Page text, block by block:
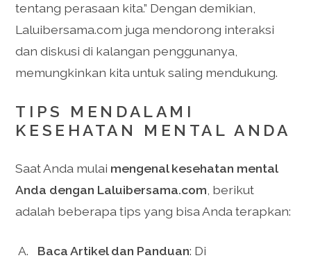
tentang perasaan kita.” Dengan demikian,
Laluibersama.com juga mendorong interaksi
dan diskusi di kalangan penggunanya,
memungkinkan kita untuk saling mendukung.
TIPS MENDALAMI
KESEHATAN MENTAL ANDA
Saat Anda mulai mengenal kesehatan mental
Anda dengan Laluibersama.com , berikut
adalah beberapa tips yang bisa Anda terapkan:
Baca Artikel dan Panduan: Di